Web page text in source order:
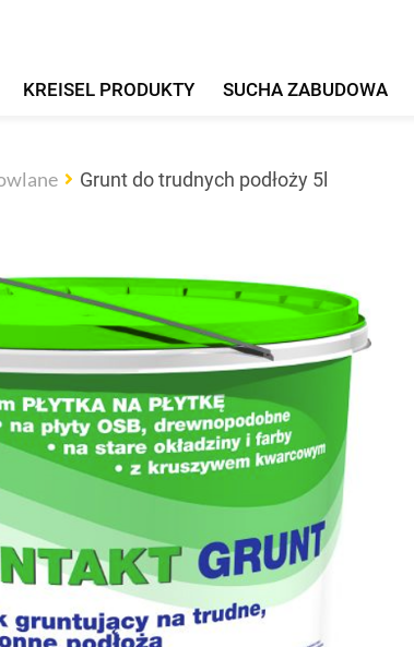
KREISEL PRODUKTY SUCHA ZABUDOWA
Grunt do trudnych podłoży 5l